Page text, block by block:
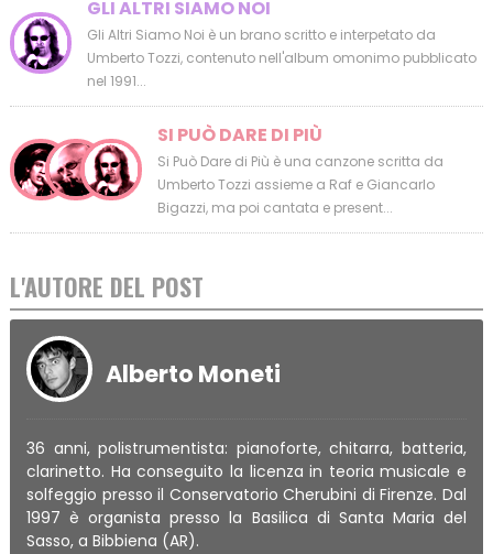
GLI ALTRI SIAMO NOI
Gli Altri Siamo Noi è un brano scritto e interpetato da
Umberto Tozzi, contenuto nell'album omonimo pubblicato
nel 1991...
SI PUÒ DARE DI PIÙ
Si Può Dare di Più è una canzone scritta da
Umberto Tozzi assieme a Raf e Giancarlo
Bigazzi, ma poi cantata e present...
L'AUTORE DEL POST
Alberto Moneti
36 anni, polistrumentista: pianoforte, chitarra, batteria,
clarinetto. Ha conseguito la licenza in teoria musicale e
solfeggio presso il Conservatorio Cherubini di Firenze. Dal
1997 è organista presso la Basilica di Santa Maria del
Sasso, a Bibbiena (AR).